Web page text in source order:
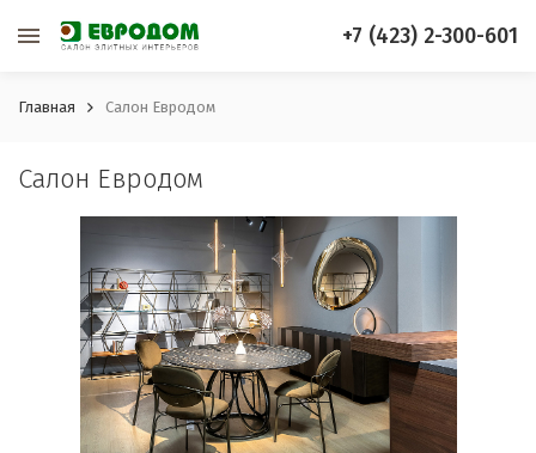
+7 (423) 2-300-601
Главная Салон Евродом
Салон Евродом